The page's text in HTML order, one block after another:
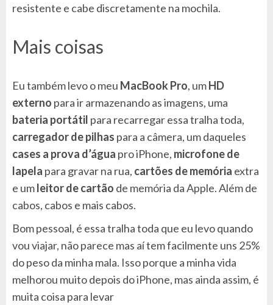
resistente e cabe discretamente na mochila.
Mais coisas
Eu também levo o meu MacBook Pro, umHD
externo para ir armazenando as imagens, uma
bateria portátil para recarregar essa tralha toda,
carregador de pilhas para a câmera, um daqueles
cases a prova d’água pro iPhone, microfone de
lapela para gravar na rua, cartões de memória extra
e umleitor de cartão de memória da Apple. Além de
cabos, cabos e mais cabos.
Bom pessoal, é essa tralha toda que eu levo quando
vou viajar, não parece mas aí tem facilmente uns 25%
do peso da minha mala. Isso porque a minha vida
melhorou muito depois do iPhone, mas ainda assim, é
muita coisa para levar